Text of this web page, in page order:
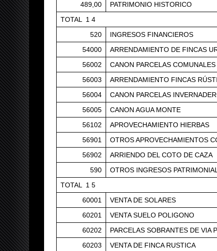
489,00
PATRIMONIO HISTORICO
TOTAL 1 4
520
INGRESOS FINANCIEROS
54000
ARRENDAMIENTO DE FINCAS
56002
CANON PARCELAS COMUNALES
56003
ARRENDAMIENTO FINCAS
56004
CANON PARCELAS
56005
CANON AGUA MONTE
56102
APROVECHAMIENTO HIERBAS
56901
OTROS APROVECHAMIENTOS
56902
ARRIENDO DEL COTO DE CAZA
590
OTROS INGRESOS
TOTAL 1 5
60001
VENTA DE SOLARES
60201
VENTA SUELO POLIGONO
60202
PARCELAS SOBRANTES DE VIA
60203
VENTA DE FINCA RUSTICA